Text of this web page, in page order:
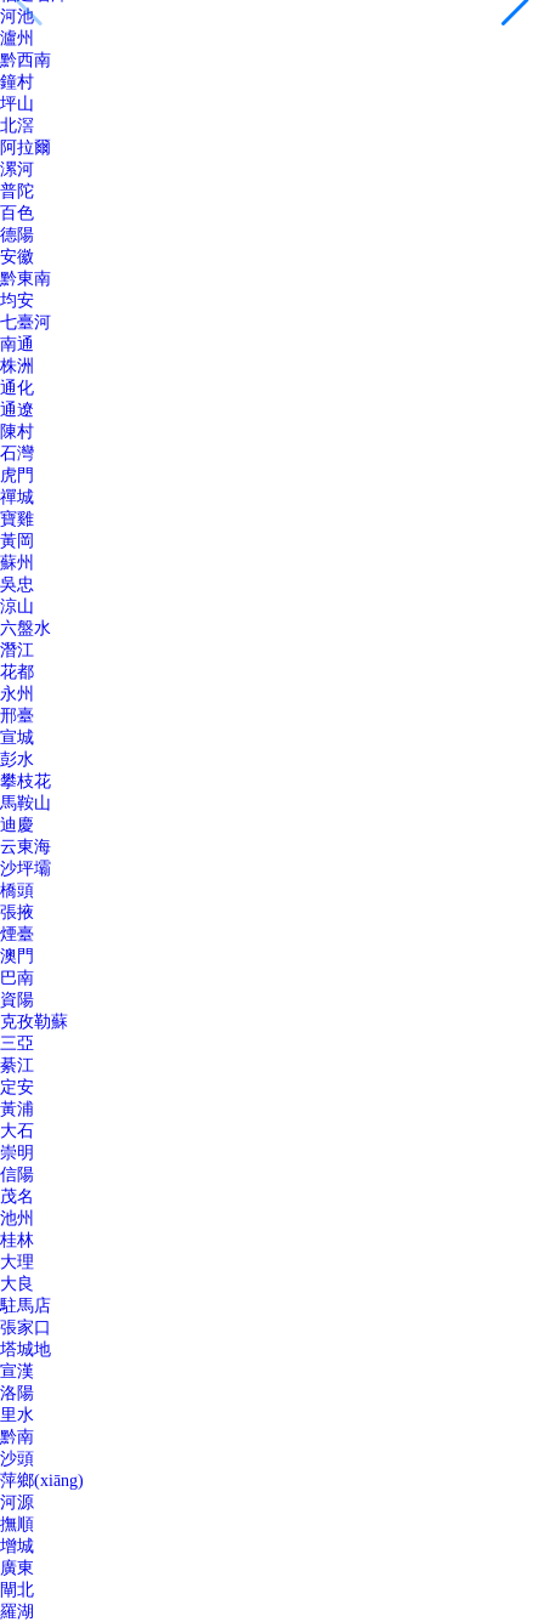
河池
瀘州
黔西南
鐘村
坪山
北滘
阿拉爾
漯河
普陀
百色
德陽
安徽
黔東南
均安
七臺河
南通
株洲
通化
通遼
陳村
石灣
虎門
禪城
寶雞
黃岡
蘇州
吳忠
涼山
六盤水
潛江
花都
永州
邢臺
宣城
彭水
攀枝花
馬鞍山
迪慶
云東海
沙坪壩
橋頭
張掖
煙臺
澳門
巴南
資陽
克孜勒蘇
三亞
綦江
定安
黃浦
大石
崇明
信陽
茂名
池州
桂林
大理
大良
駐馬店
張家口
塔城地
宣漢
洛陽
里水
黔南
沙頭
萍鄉(xiāng)
河源
撫順
增城
廣東
閘北
羅湖